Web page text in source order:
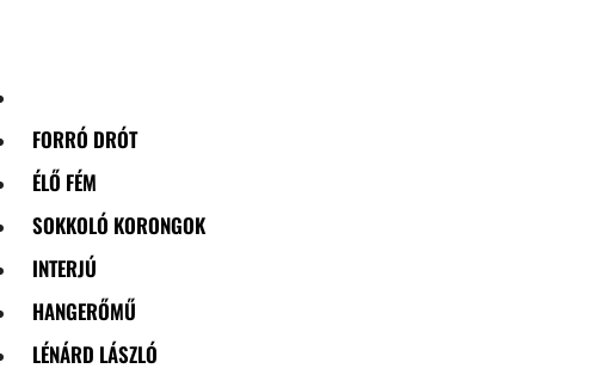
FORRÓ DRÓT
ÉLŐ FÉM
SOKKOLÓ KORONGOK
INTERJÚ
HANGERŐMŰ
LÉNÁRD LÁSZLÓ